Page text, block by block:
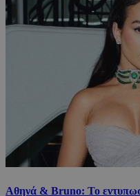
Αθηνά & Bruno: Το